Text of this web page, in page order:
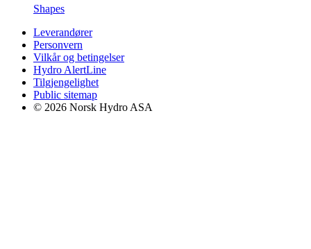
Shapes
Leverandører
Personvern
Vilkår og betingelser
Hydro AlertLine
Tilgjengelighet
Public sitemap
© 2026 Norsk Hydro ASA